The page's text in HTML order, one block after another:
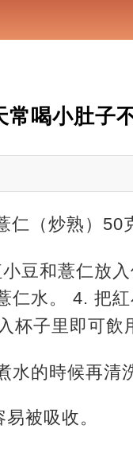
常喝小肚子
仁（炒熟）50
豆和薏仁放
仁水。 4. 把
杯子里即可飲
水的時候再清
被吸收。